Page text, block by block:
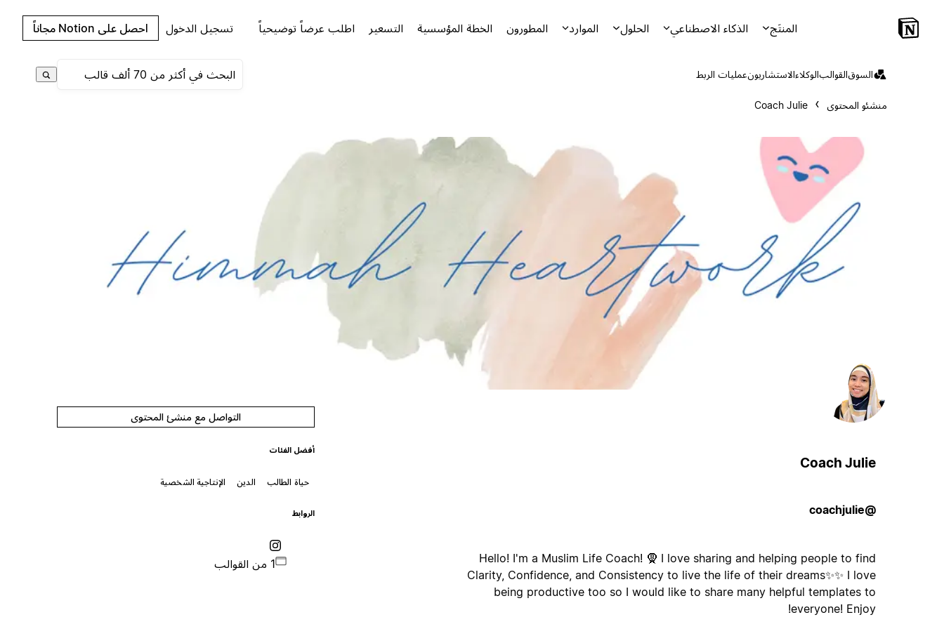
المنتَج الذكاء الاصطناعي الحلول الموارد المطورون الخطة المؤسسية التسعير اطلب عرضاً توضيحياً تسجيل الدخول احصل على Notion مجاناً
السوقالقوالبالوكلاءالاستشاريونعمليات الربط
منشئو المحتوى Coach Julie
Coach Julie
@coachjulie
Hello! I'm a Muslim Life Coach! 🧕 I love sharing and helping people to find
Clarity, Confidence, and Consistency to live the life of their dreams✨️✨️ I love
being productive too so I would like to share many helpful templates to
everyone! Enjoy!
التواصل مع منشئ المحتوى
أفضل الفئات
حياة الطالب الدين الإنتاجية الشخصية
الروابط
1 من القوالب